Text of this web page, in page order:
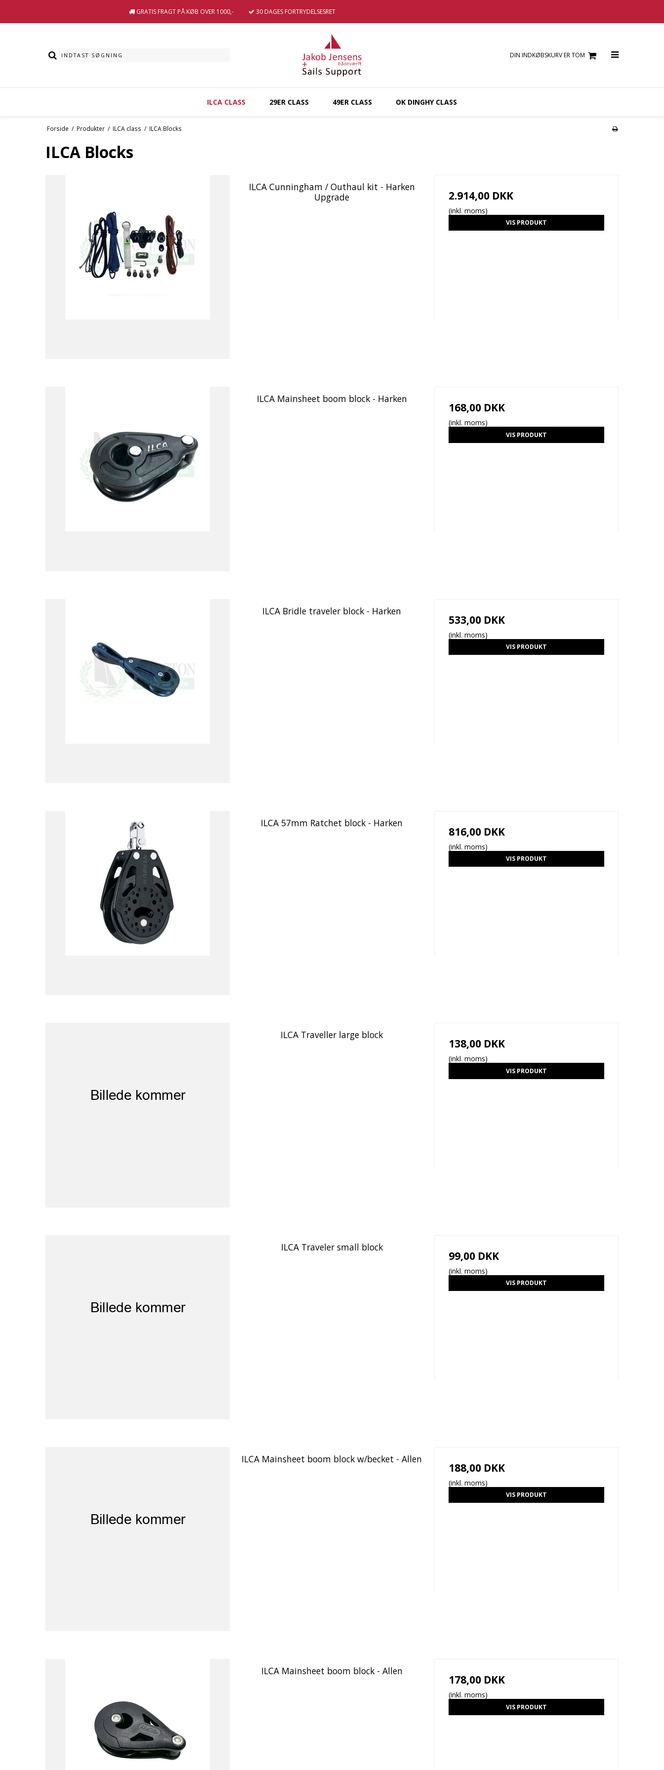
GRATIS FRAGTPÅ KØB OVER 1000,- 30 DAGESFORTRYDELSESRET
DIN INDKØBSKURV ER TOM
ILCA CLASS 29ER CLASS 49ER CLASS OK DINGHY CLASS
Forside / Produkter / ILCA class / ILCA Blocks
ILCA Blocks
ILCA Cunningham / Outhaul kit - Harken
Upgrade
2.914,00 DKK
(inkl. moms)
VIS PRODUKT
ILCA Mainsheet boom block - Harken
168,00 DKK
(inkl. moms)
VIS PRODUKT
ILCA Bridle traveler block - Harken
533,00 DKK
(inkl. moms)
VIS PRODUKT
ILCA 57mm Ratchet block - Harken
816,00 DKK
(inkl. moms)
VIS PRODUKT
ILCA Traveller large block
138,00 DKK
(inkl. moms)
VIS PRODUKT
ILCA Traveler small block
99,00 DKK
(inkl. moms)
VIS PRODUKT
ILCA Mainsheet boom block w/becket - Allen
188,00 DKK
(inkl. moms)
VIS PRODUKT
ILCA Mainsheet boom block - Allen
178,00 DKK
(inkl. moms)
VIS PRODUKT